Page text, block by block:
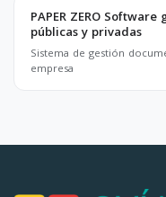
PAPER ZERO
públicas y privadas
Sistema de gestión
empresa